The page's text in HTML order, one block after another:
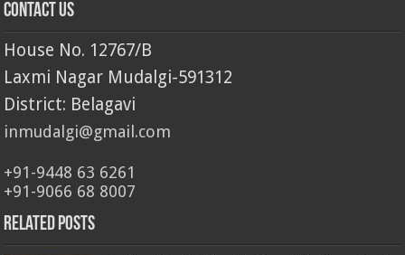
Contact Us
House No. 12767/B
Laxmi Nagar Mudalgi-591312
District: Belagavi
inmudalgi@gmail.com
+91-9448 63 6261
+91-9066 68 8007
Related Posts